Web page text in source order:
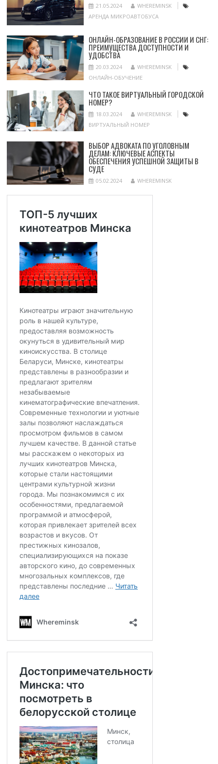
21.05.2024
WHEREMINSK
АРЕНДА МИКРОАВТОБУСА
ОНЛАЙН-ОБРАЗОВАНИЕ В РОССИИ И СНГ:
ПРЕИМУЩЕСТВА ДОСТУПНОСТИ И
УДОБСТВА
20.03.2024
WHEREMINSK
ОНЛАЙН-ОБУЧЕНИЕ
ЧТО ТАКОЕ ВИРТУАЛЬНЫЙ ГОРОДСКОЙ
НОМЕР?
18.03.2024
WHEREMINSK
ВИРТУАЛЬНЫЙ НОМЕР
ВЫБОР АДВОКАТА ПО УГОЛОВНЫМ
ДЕЛАМ: КЛЮЧЕВЫЕ АСПЕКТЫ
ОБЕСПЕЧЕНИЯ УСПЕШНОЙ ЗАЩИТЫ В
СУДЕ
05.02.2024 WHEREMINSK